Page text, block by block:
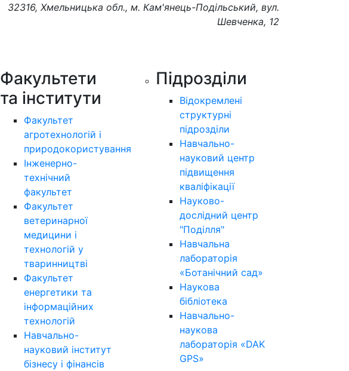
32316, Хмельницька обл., м. Кам'янець-Подільський, вул.
Шевченка, 12
Факультети
та інститути
Факультет
агротехнологій і
природокористування
Інженерно-
технічний
факультет
Факультет
ветеринарної
медицини і
технологій у
тваринництві
Факультет
енергетики та
інформаційних
технологій
Навчально-
науковий інститут
бізнесу і фінансів
Підрозділи
Відокремлені
структурні
підрозділи
Навчально-
науковий центр
підвищення
кваліфікації
Науково-
дослідний центр
"Поділля"
Навчальна
лабораторія
«Ботанічний сад»
Наукова
бібліотека
Навчально-
наукова
лабораторія «DAK
GPS»